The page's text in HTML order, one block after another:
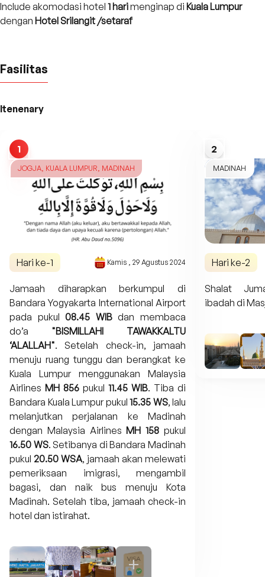
Include akomodasi hotel 1 harimenginap di Kuala Lumpur
dengan Hotel Srilangit /setaraf
Fasilitas
Itenenary
1
JOGJA, KUALA LUMPUR, MADINAH
Hari ke-1 Kamis , 29 Agustus 2024
Jamaah diharapkan berkumpul di
Bandara Yogyakarta International Airport
pada pukul08.45 WIBdan membaca
do’a "BISMILLAHI TAWAKKALTU
‘ALALLAH". Setelah check-in, jamaah
menuju ruang tunggu dan berangkat ke
Kuala Lumpur menggunakan Malaysia
Airlines MH 856 pukul 11.45 WIB. Tiba di
Bandara Kuala Lumpur pukul 15.35 WS, lalu
melanjutkan perjalanan ke Madinah
dengan Malaysia Airlines MH 158pukul
16.50 WS. Setibanya di Bandara Madinah
pukul 20.50 WSA, jamaah akan melewati
pemeriksaan imigrasi, mengambil
bagasi, dan naik bus menuju Kota
Madinah. Setelah tiba, jamaah check-in
hotel dan istirahat.
2
MADINAH
Hari ke-2
Shalat
ibadah di